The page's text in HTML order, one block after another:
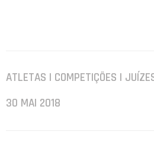
ATLETAS | COMPETIÇÕES |
30 MAI 2018